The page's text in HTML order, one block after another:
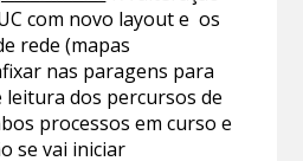
com novo layout e os
rede (mapas
nas paragens para
leitura dos percursos de
processos em curso e
se vai iniciar